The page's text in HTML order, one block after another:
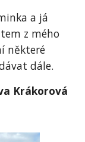
a já
z mého
některé
dále.
Krákorová